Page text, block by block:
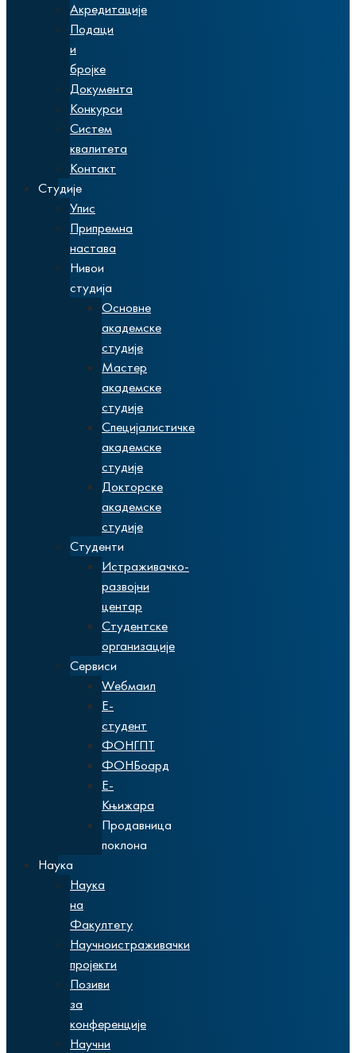
Акредитације
Подаци
и
бројке
Документа
Конкурси
Систем
квалитета
Контакт
Студије
Упис
Припремна
настава
Нивои
студија
Основне
академске
студије
Мастер
академске
студије
Специјалистичке
академске
студије
Докторске
академске
студије
Студенти
Истраживачко-
развојни
центар
Студентске
организације
Сервиси
Wебмаил
Е-
студент
ФОНГПТ
ФОНБоард
Е-
Књижара
Продавница
поклона
Наука
Наука
на
Факултету
Научноистраживачки
пројекти
Позиви
за
конференције
Научни